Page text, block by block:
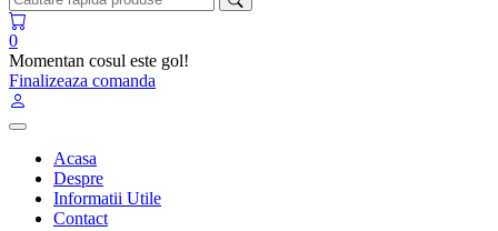
0
Momentan cosul este gol!
Finalizeaza comanda
Acasa
Despre
Informatii Utile
Contact